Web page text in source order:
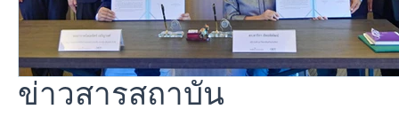
ข่าวสารสถาบัน